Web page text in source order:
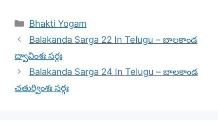
Categories
Bhakti Yogam
Balakanda Sarga 22 In Telugu – బాలకాండ
ద్వావింశః సర్గః
Balakanda Sarga 24 In Telugu – బాలకాండ
చతుర్వింశః సర్గః